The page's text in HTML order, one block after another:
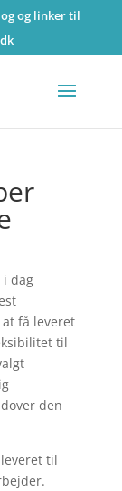
og linker til
dag
få leveret
til
den
til